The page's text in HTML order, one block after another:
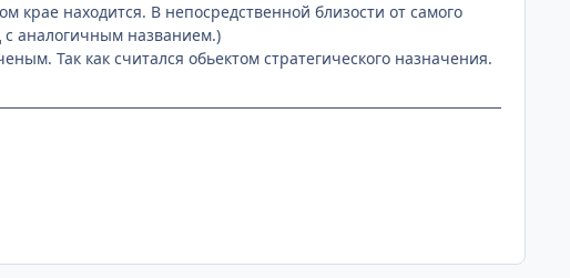
крае находится. В непосредственной близости от самого
с аналогичным названием.)
Так как считался обьектом стратегического назначения.